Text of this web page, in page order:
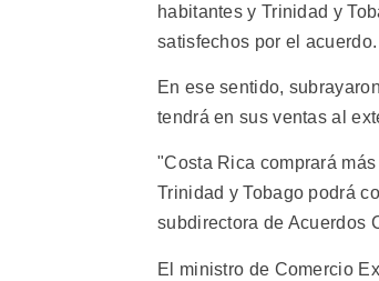
habitantes y Trinidad y
satisfechos por el acuerdo.
En ese sentido,
tendrá en sus ventas al
"Costa Rica comprará
Trinidad y Tobago podrá
subdirectora de Acuerdos
El ministro de Comercio